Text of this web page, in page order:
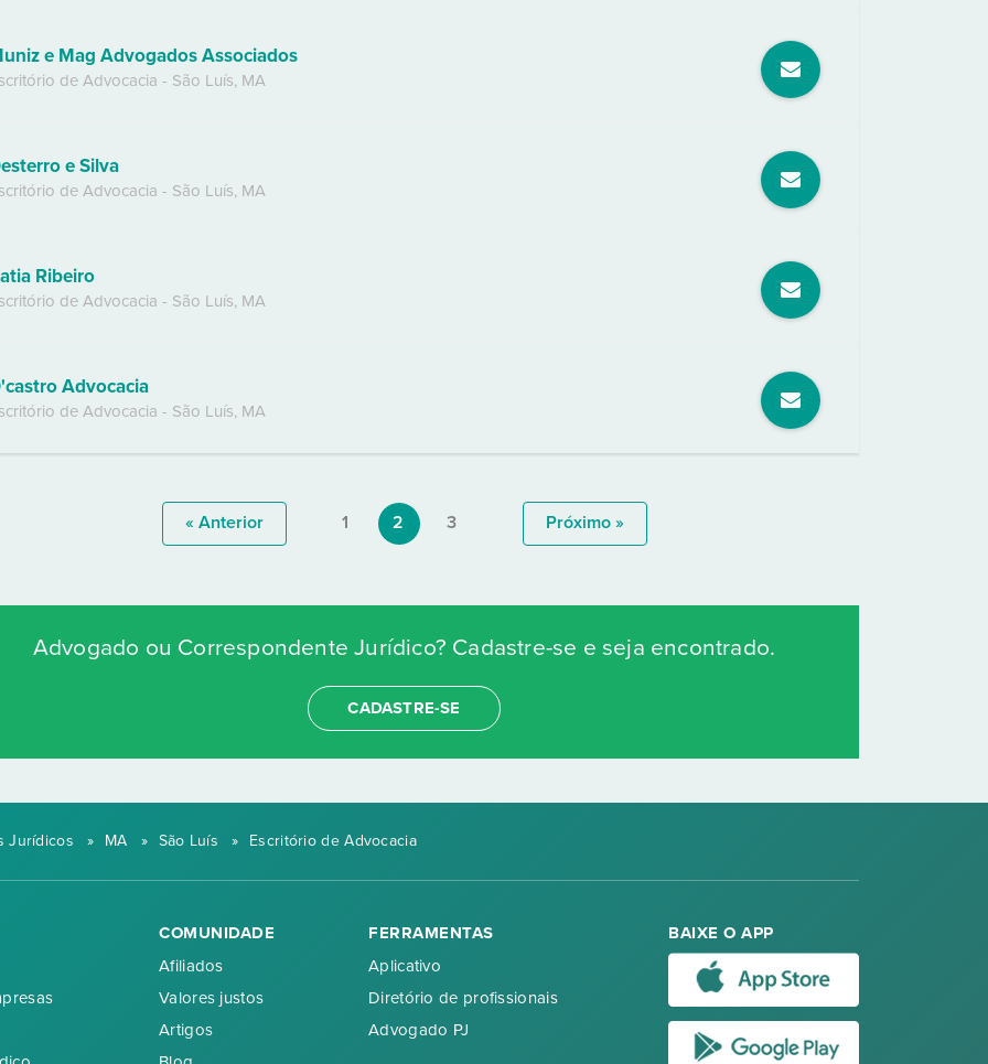
e Mag Advogados Associados
de Advocacia - São Luís, MA
e Silva
de Advocacia - São Luís, MA
Ribeiro
de Advocacia - São Luís, MA
Advocacia
de Advocacia - São Luís, MA
« Anterior 1 2 3 Próximo »
Advogado ou Correspondente Jurídico? Cadastre-se e seja encontrado.
CADASTRE-SE
Jurídicos » MA » São Luís » Escritório de Advocacia
COMUNIDADE
Afiliados
Valores justos
Artigos
FERRAMENTAS
Aplicativo
Diretório de profissionais
Advogado PJ
BAIXE O APP